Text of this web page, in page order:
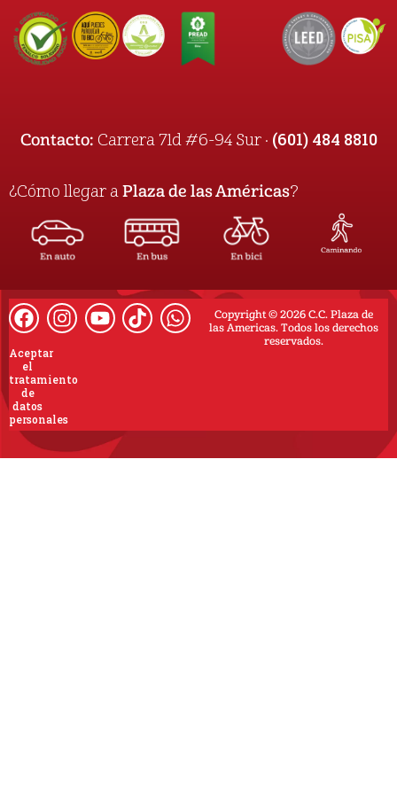
Contacto: Carrera 71d #6-94 Sur · (601) 484 8810
¿Cómo llegar a Plaza de las Américas?
Copyright © 2026 C.C. Plaza de
las Americas. Todos los derechos
reservados.
Aceptar
el
tratamiento
de
datos
personales